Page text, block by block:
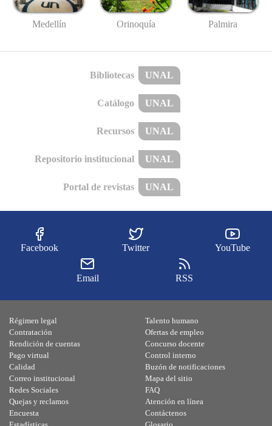
Medellín Orinoquía Palmira
Bibliotecas UNAL
Catálogo UNAL
Recursos UNAL
Repositorio institucional UNAL
Portal de revistas UNAL
Facebook Twitter YouTube
Email RSS
Régimen legal
Contratación
Rendición de cuentas
Pago virtual
Calidad
Talento humano
Ofertas de empleo
Concurso docente
Control interno
Buzón de notificaciones
Correo institucional
Redes Sociales
Quejas y reclamos
Encuesta
Mapa del sitio
FAQ
Atención en línea
Contáctenos